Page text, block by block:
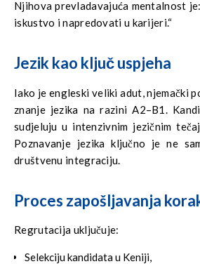
Njihova prevladavajuća mentalnost
iskustvo i napredovati u karijeri.“
Jezik kao ključ uspjeha
Iako je engleski veliki adut, njemački
znanje jezika na razini A2–B1.
sudjeluju u intenzivnim jezičnim
Poznavanje jezika ključno je ne
društvenu integraciju.
Proces zapošljavanja
Regrutacija uključuje:
Selekciju kandidata u Keniji,